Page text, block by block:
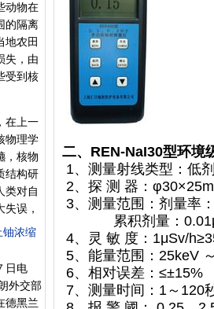
主任孙
。中国
理康日
指
的一
用核能
中取得
了包括
核技术
核工业
续、
之一，
发展
。目
将核电
动物在
的隔离
地农田
失，由
受到核
快，
量增
福岛
，
的破坏
571万
福岛野
，对
破坏高
万人民
吁猎
捕杀，
快，人
在上一
物理学
，核物
结构研
类对自
误，
个悲
的基
无论
理论
理论基
铀浓缩
日电
外交部
德黑兰
二、REN-NaI30型环境
1、测量射线类型：低
2、探 测 器：
3、测量范围：剂量率
累积剂量：
4、灵 敏 度：1μSv/
5、能量范围：25keV
6、相对误差：≤±15%
7、测量时间：1～120